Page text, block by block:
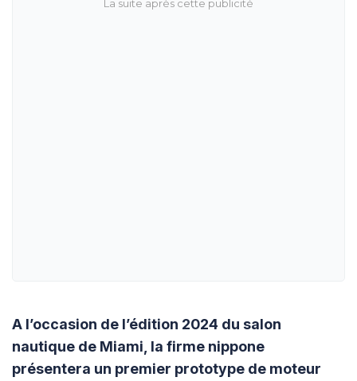
A l’occasion de l’édition 2024 du salon
nautique de Miami, la firme nippone
présentera un premier prototype de moteur